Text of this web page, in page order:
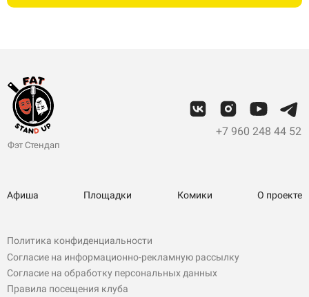
Фэт Стендап
+7 960 248 44 52
Афиша Площадки Комики О проекте
Политика конфиденциальности
Согласие на информационно-рекламную рассылку
Согласие на обработку персональных данных
Правила посещения клуба